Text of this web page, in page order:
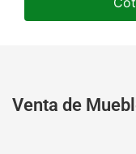
Venta de